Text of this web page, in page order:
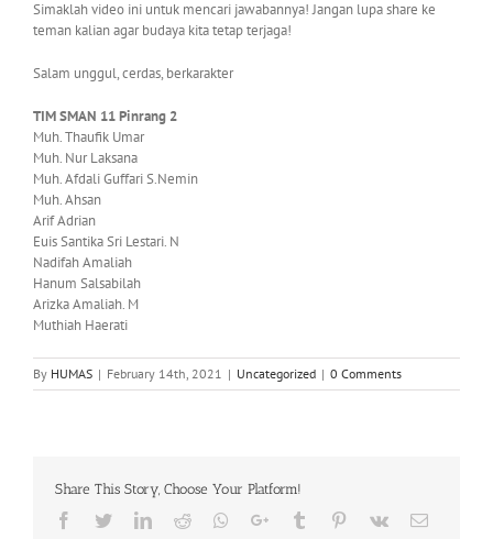
Simaklah video ini untuk mencari jawabannya! Jangan lupa share ke
teman kalian agar budaya kita tetap terjaga!
Salam unggul, cerdas, berkarakter
TIM SMAN 11 Pinrang 2
Muh. Thaufik Umar
Muh. Nur Laksana
Muh. Afdali Guffari S.Nemin
Muh. Ahsan
Arif Adrian
Euis Santika Sri Lestari. N
Nadifah Amaliah
Hanum Salsabilah
Arizka Amaliah. M
Muthiah Haerati
By HUMAS | February 14th, 2021 | Uncategorized | 0 Comments
Share This Story, Choose Your Platform!
Facebook
TwitterLinkedIn
Reddit Whatsapp
Google+Tumblr Pinterest
Vk Email